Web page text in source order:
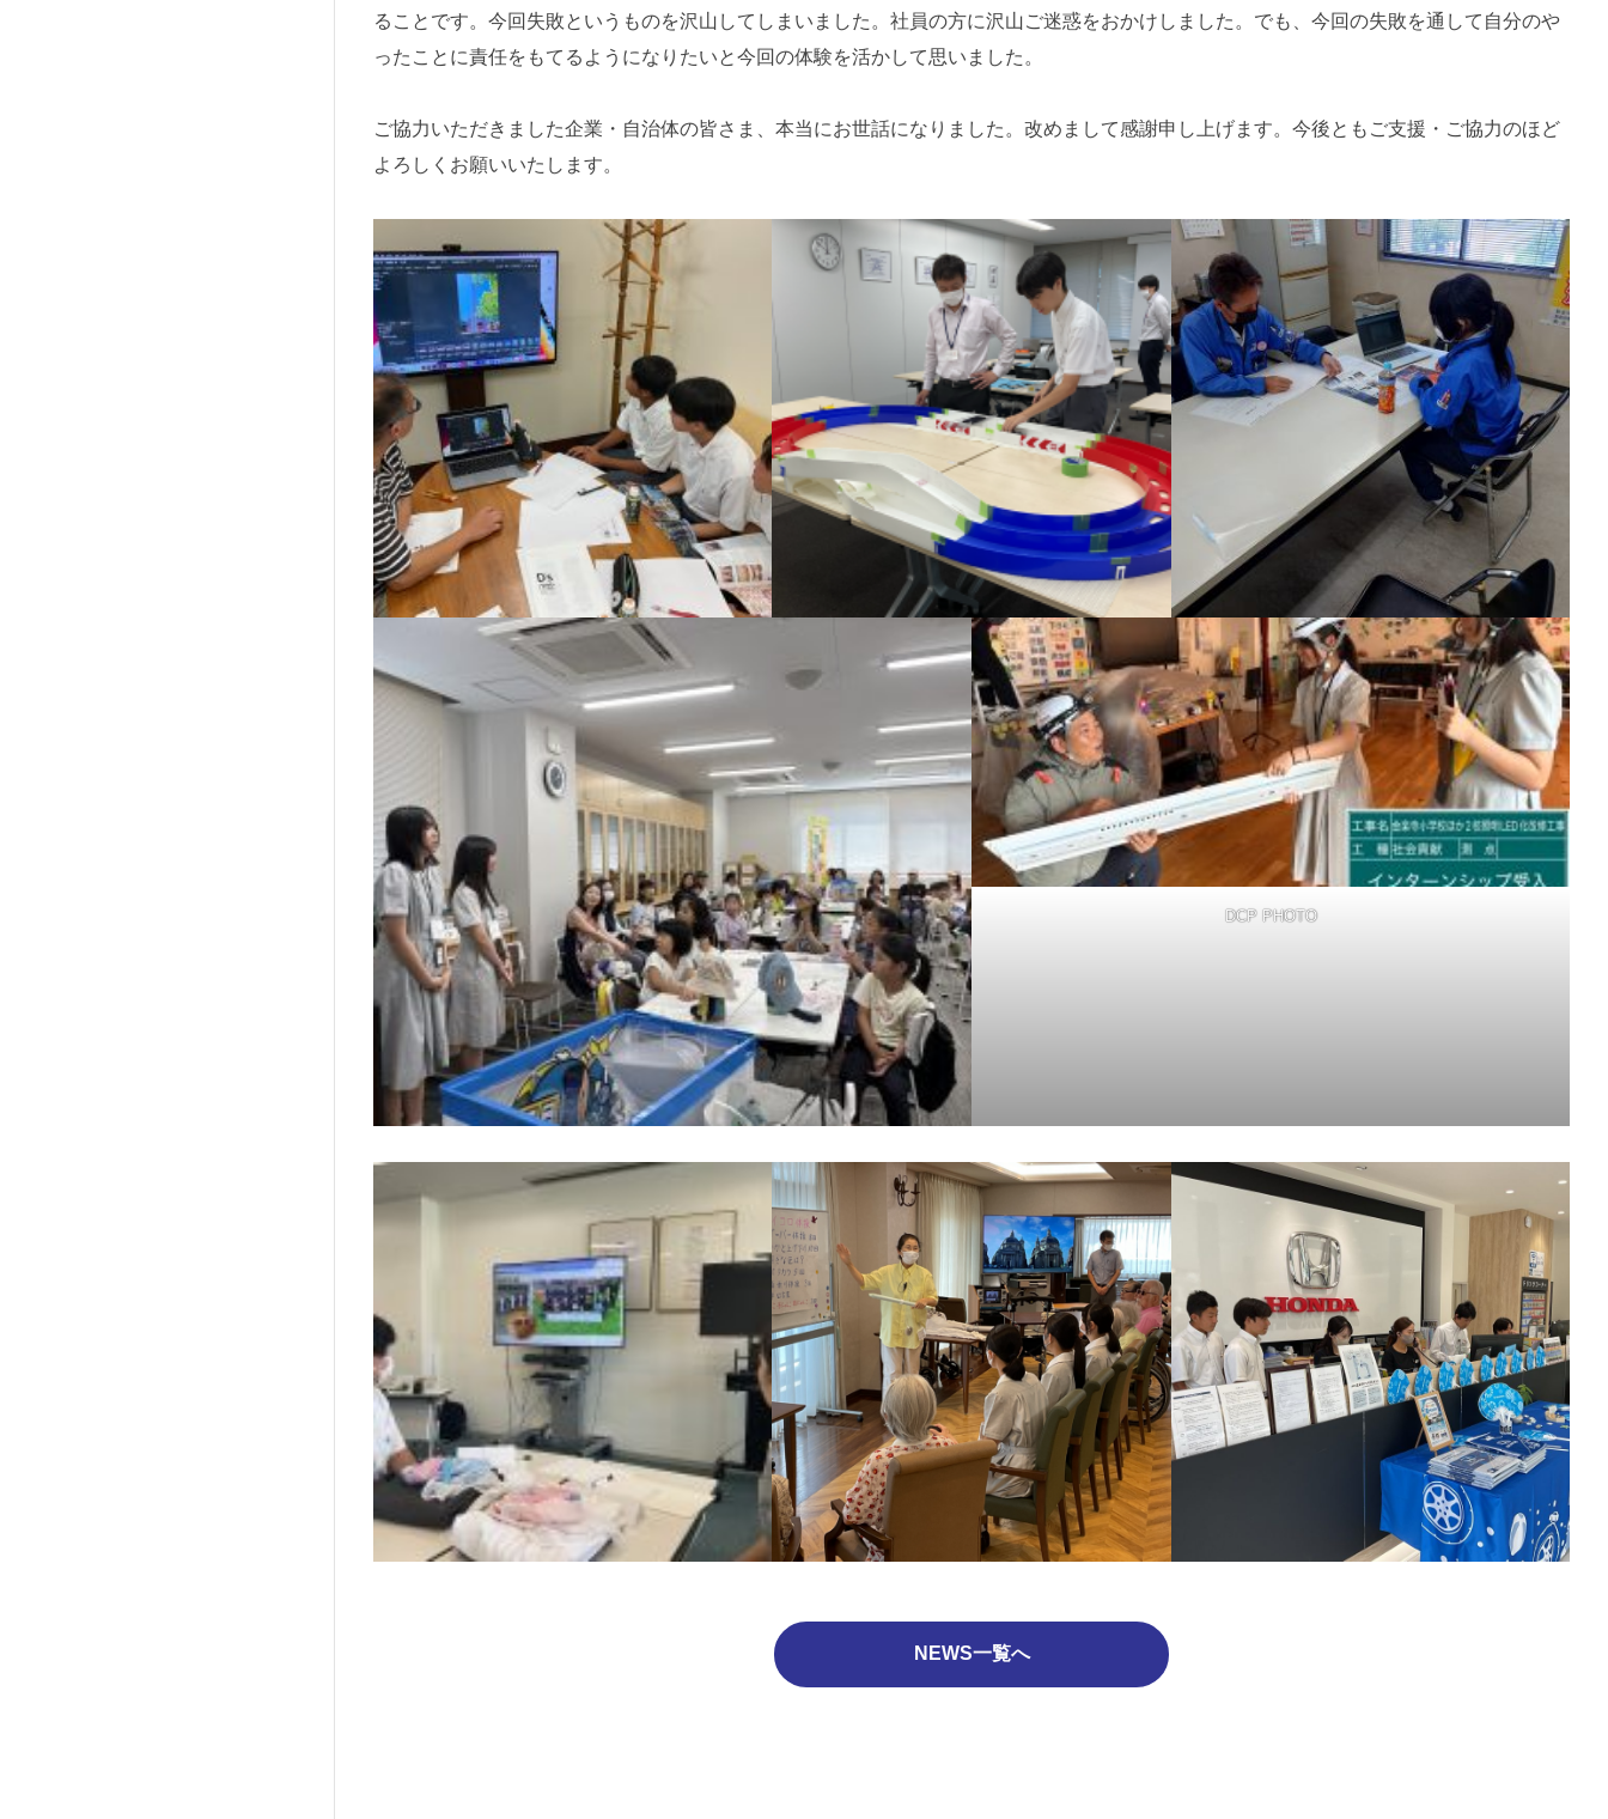
ることです。今回失敗というものを沢山してしまいました。社員の方に沢山ご迷惑をおかけしました。でも、今回の失敗を通して自分のや
ったことに責任をもてるようになりたいと今回の体験を活かして思いました。
ご協力いただきました企業・自治体の皆さま、本当にお世話になりました。改めまして感謝申し上げます。今後ともご支援・ご協力のほど
よろしくお願いいたします。
DCP PHOTO
NEWS一覧へ